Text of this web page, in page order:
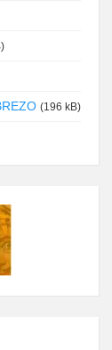
(196 kB)